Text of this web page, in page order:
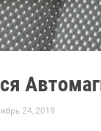
24, 2019